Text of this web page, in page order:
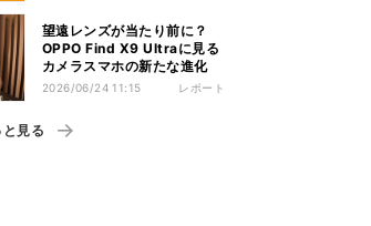
望遠レンズが当たり前に？
OPPO Find X9 Ultraに見る
カメラスマホの新たな進化
2026/06/24 11:15 レポート
見る